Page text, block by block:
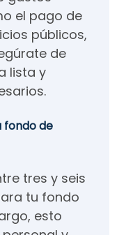
el pago de
públicos,
de
lista y
fondo de
tres y seis
tu fondo
esto